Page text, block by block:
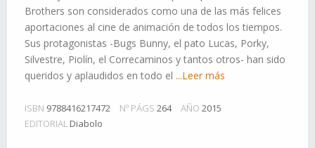
Brothers son considerados como una de las más felices
aportaciones al cine de animación de todos los tiempos.
Sus protagonistas -Bugs Bunny, el pato Lucas, Porky,
Silvestre, Piolín, el Correcaminos y tantos otros- han sido
queridos y aplaudidos en todo el ...Leer más
ISBN 9788416217472 Nº PÁGS 264 AÑO 2015
EDITORIAL Diabolo